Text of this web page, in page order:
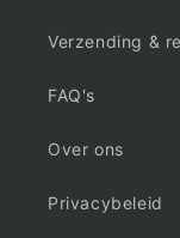
Verzending &
FAQ's
Over ons
Privacybeleid